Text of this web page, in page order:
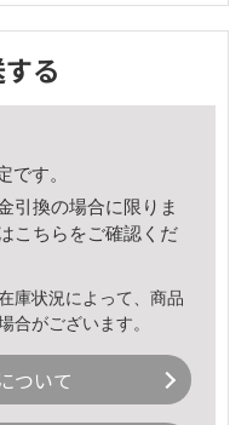
る
です。
引換の場合に限りま
こちら をご確認くだ
庫状況によって、商品
合がございます。
ついて